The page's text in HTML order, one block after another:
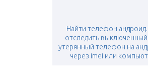
Найти телефон андроид.
отследить
утерянный телефон на
через imei или